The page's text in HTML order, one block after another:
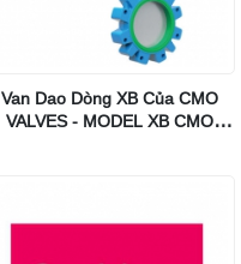
Van Dao Dòng XB Của CMO
VALVES - MODEL XB CMO